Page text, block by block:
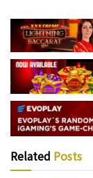
Related Posts